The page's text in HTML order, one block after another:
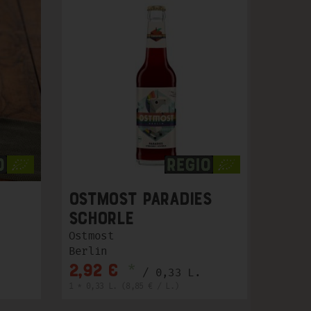
OSTMOST Paradies
Schorle
Ostmost
Berlin
2,92 € / 0,33 L.